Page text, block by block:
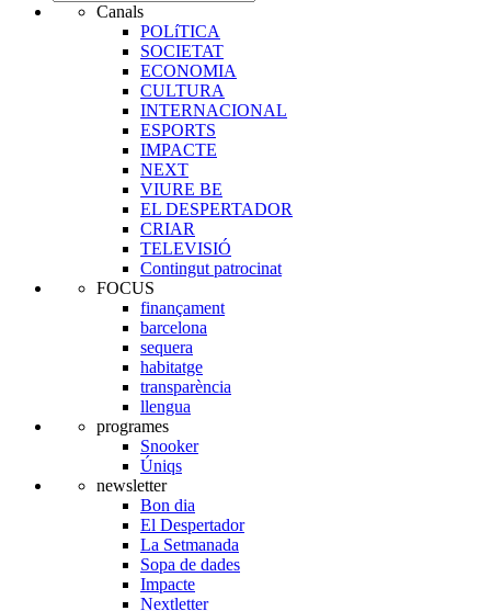
Canals
POLíTICA
SOCIETAT
ECONOMIA
CULTURA
INTERNACIONAL
ESPORTS
IMPACTE
NEXT
VIURE BE
EL DESPERTADOR
CRIAR
TELEVISIÓ
Contingut patrocinat
FOCUS
finançament
barcelona
sequera
habitatge
transparència
llengua
programes
Snooker
Úniqs
newsletter
Bon dia
El Despertador
La Setmanada
Sopa de dades
Impacte
Nextletter